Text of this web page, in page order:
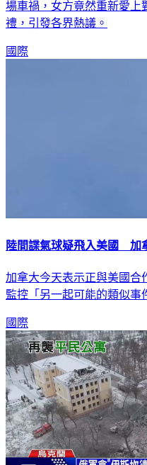
場車禍，女方竟然重新愛上
禮，引發各界熱議。
國際
陸間諜氣球疑飛入美國 加
加拿大今天表示正與美國合
監控「另一起可能的類似事
國際